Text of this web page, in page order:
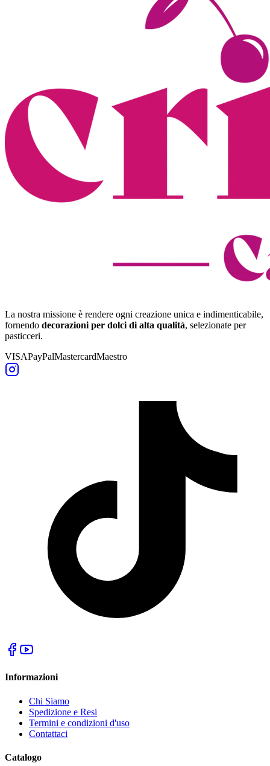
La nostra missione è rendere ogni creazione unica e indimenticabile,
fornendo decorazioni per dolci di alta qualità, selezionate per
pasticceri.
VISAPayPalMastercardMaestro
Informazioni
Chi Siamo
Spedizione e Resi
Termini e condizioni d'uso
Contattaci
Catalogo